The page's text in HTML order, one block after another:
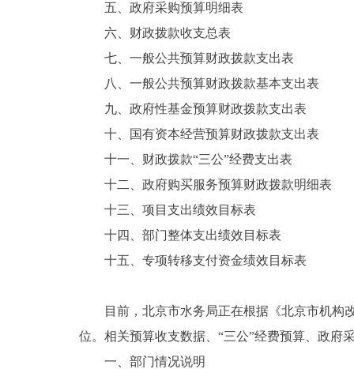
五、政府采购预算明细表
六、财政拨款收支总表
七、一般公共预算财政拨款支出表
八、一般公共预算财政拨款基本支出表
九、政府性基金预算财政拨款支出表
十、国有资本经营预算财政拨款支出表
十一、财政拨款“三公”经费支出表
十二、政府购买服务预算财政拨款明细表
十三、项目支出绩效目标表
十四、部门整体支出绩效目标表
十五、专项转移支付资金绩效目标表
目前，北京市水务局正在根据《北京市机
位。相关预算收支数据、“三公”经费预算、政府
一、部门情况说明